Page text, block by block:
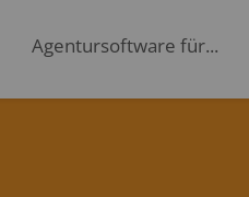
Agentursoftware für...